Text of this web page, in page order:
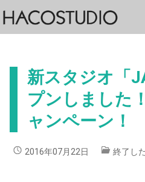
新スタジオ「
プンしました
ャンペーン！
2016年07月22日 終了し